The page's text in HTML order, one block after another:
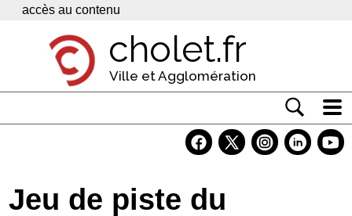
Panneau de gestion des cookies
accès au contenu
cholet.fr
Ville et Agglomération
Economie
Jeu de piste du